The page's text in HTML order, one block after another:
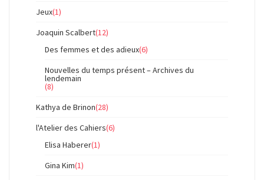
Jeux(1)
Joaquin Scalbert(12)
Des femmes et des adieux(6)
Nouvelles du temps présent – Archives du
lendemain
(8)
Kathya de Brinon(28)
l'Atelier des Cahiers(6)
Elisa Haberer(1)
Gina Kim(1)